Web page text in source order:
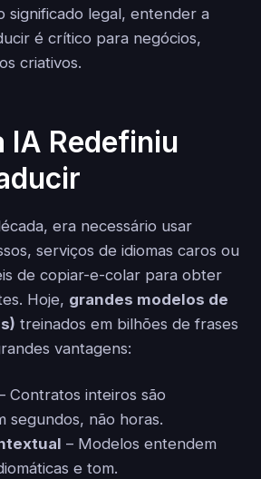
significado legal, entender a
é crítico para negócios,
criativos.
IA Redefiniu
era necessário usar
serviços de idiomas caros ou
de copiar-e-colar para obter
Hoje, grandes modelos de
treinados em bilhões de frases
vantagens:
Contratos inteiros são
segundos, não horas.
– Modelos entendem
e tom.